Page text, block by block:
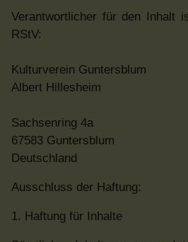
Verantwortlicher für den Inhalt
RStV:
Kulturverein Guntersblum
Albert Hillesheim
Sachsenring 4a
67583 Guntersblum
Deutschland
Ausschluss der Haftung:
1. Haftung für Inhalte